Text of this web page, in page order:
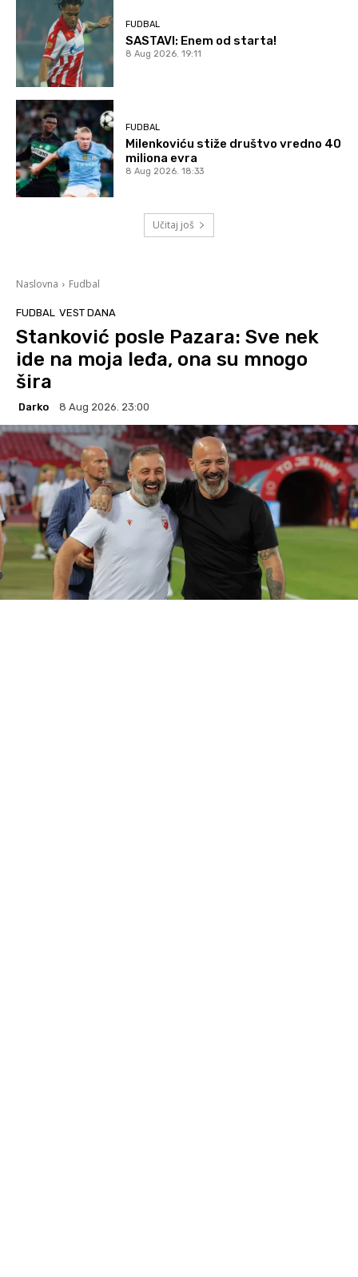
FUDBAL
SASTAVI: Enem od starta!
8 Aug 2026. 19:11
FUDBAL
Milenkoviću stiže društvo vredno 40
miliona evra
8 Aug 2026. 18:33
Učitaj još